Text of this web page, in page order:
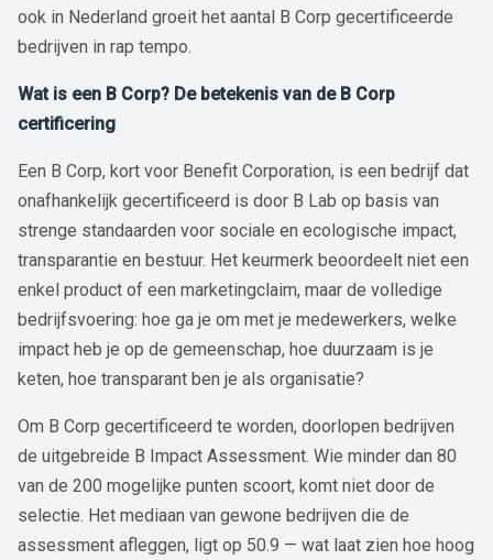
ook in Nederland groeit het aantal B Corp gecertificeerde
bedrijven in rap tempo.
Wat is een B Corp? De betekenis van de B Corp
certificering
Een B Corp, kort voor Benefit Corporation, is een bedrijf dat
onafhankelijk gecertificeerd is door B Lab op basis van
strenge standaarden voor sociale en ecologische impact,
transparantie en bestuur. Het keurmerk beoordeelt niet een
enkel product of een marketingclaim, maar de volledige
bedrijfsvoering: hoe ga je om met je medewerkers, welke
impact heb je op de gemeenschap, hoe duurzaam is je
keten, hoe transparant ben je als organisatie?
Om B Corp gecertificeerd te worden, doorlopen bedrijven
de uitgebreide B Impact Assessment. Wie minder dan 80
van de 200 mogelijke punten scoort, komt niet door de
selectie. Het mediaan van gewone bedrijven die de
assessment afleggen, ligt op 50.9 — wat laat zien hoe hoog